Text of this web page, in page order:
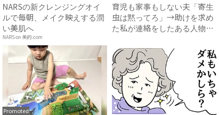
NARSの新クレンジングオイ
ルで毎朝、メイク映えする潤
い美肌へ
NARS on 美的.com
育児も家事もしない夫「寄生
虫は黙ってろ」→助けを求め
た私が連絡をしたある人物と
Promoted